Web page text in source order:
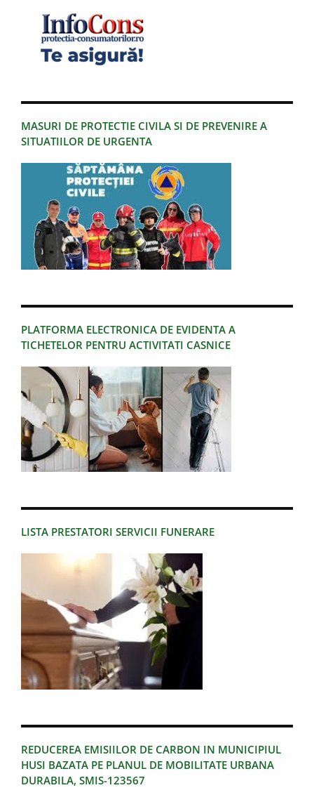
MASURI DE PROTECTIE CIVILA SI DE PREVENIRE A
SITUATIILOR DE URGENTA
PLATFORMA ELECTRONICA DE EVIDENTA A
TICHETELOR PENTRU ACTIVITATI CASNICE
LISTA PRESTATORI SERVICII FUNERARE
REDUCEREA EMISIILOR DE CARBON IN MUNICIPIUL
HUSI BAZATA PE PLANUL DE MOBILITATE URBANA
DURABILA, SMIS-123567